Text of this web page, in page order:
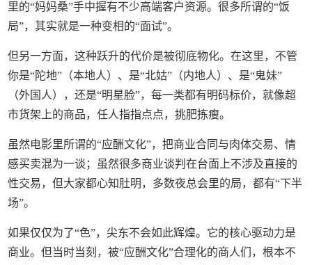
里的“妈妈桑”手中握有不少高端客户资源。很多所谓的“饭
局”，其实就是一种变相的“面试”。
但另一方面，这种跃升的代价是被彻底物化。在这里，不管
你是“陀地”（本地人）、是“北姑”（内地人）、是“鬼妹”
（外国人），还是“明星脸”，每一类都有明码标价，就像超
市货架上的商品，任人指指点点，挑肥拣瘦。
虽然电影里所谓的“应酬文化”，把商业合同与肉体交易、情
感买卖混为一谈；虽然很多商业谈判在台面上不涉及直接的
性交易，但大家都心知肚明，多数夜总会里的局，都有“下半
场”。
如果仅仅为了“色”，尖东不会如此辉煌。它的核心驱动力是
商业。但当时当刻，被“应酬文化”合理化的商人们，根本不